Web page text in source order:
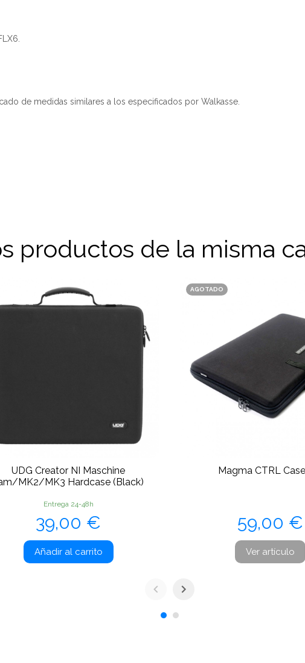
de medidas similares a los especificados por Walkasse.
productos de la misma
UDG Creator NI Maschine
MK2/MK3 Hardcase (Black)
Entrega 24-48h
Precio
39,00 €
Añadir al carrito
AGOTADO
Magma CTRL
Precio
59,00 €
Ver artículo